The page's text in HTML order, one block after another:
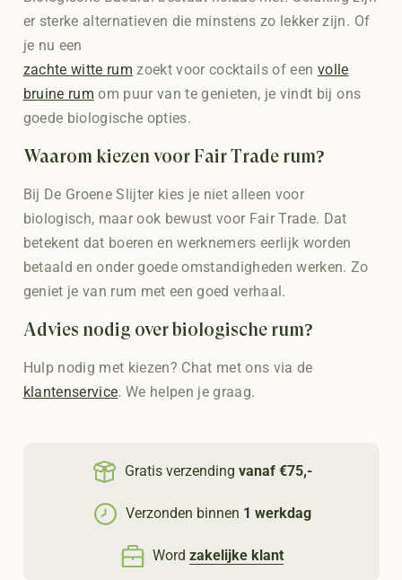
er sterke alternatieven die minstens zo lekker zijn. Of
je nu een
zachte witte rum zoekt voor cocktails of een volle
bruine rum om puur van te genieten, je vindt bij ons
goede biologische opties.
Waarom kiezen voor Fair Trade rum?
Bij De Groene Slijter kies je niet alleen voor
biologisch, maar ook bewust voor Fair Trade. Dat
betekent dat boeren en werknemers eerlijk worden
betaald en onder goede omstandigheden werken. Zo
geniet je van rum met een goed verhaal.
Advies nodig over biologische rum?
Hulp nodig met kiezen? Chat met ons via de
klantenservice. We helpen je graag.
Gratis verzendingvanaf €75,-
Verzonden binnen 1 werkdag
Word zakelijke klant